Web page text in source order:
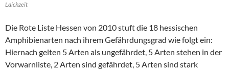
Laichzeit
Die Rote Liste Hessen von 2010 stuft die 18 hessischen
Amphibienarten nach ihrem Gefährdungsgrad wie folgt ein:
Hiernach gelten 5 Arten als ungefährdet, 5 Arten stehen in der
Vorwarnliste, 2 Arten sind gefährdet, 5 Arten sind stark